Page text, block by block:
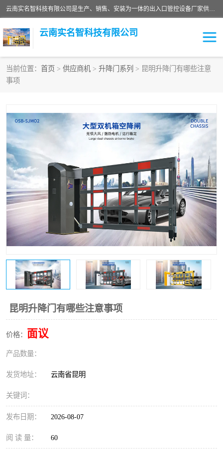
云南实名智科技有限公司是生产、销售、安装为一体的出入口管控设备厂家供应商。主营:电动伸缩门、道闸、广告道闸、重型空降闸、车牌识别、门禁通道、升降柱、岗亭、旗杆等智能设备。主营产品: 电动伸缩门,道闸门禁,车牌识别 生产、销售、安装为一体的出入口管控设备厂家源头供应商。
云南实名智科技有限公司
当前位置： 首页 > 供应商机 > 升降门系列 > 昆明升降门有哪些注意
事项
昆明升降门有哪些注意事项
价格： 面议
产品数量：
发货地址： 云南省昆明
关键词：
发布日期： 2026-08-07
阅 读 量： 60
车牌识别门系列
广告道闸系列 普通道闸系列
升降门系列 通道闸系列
小门系列 伸缩门